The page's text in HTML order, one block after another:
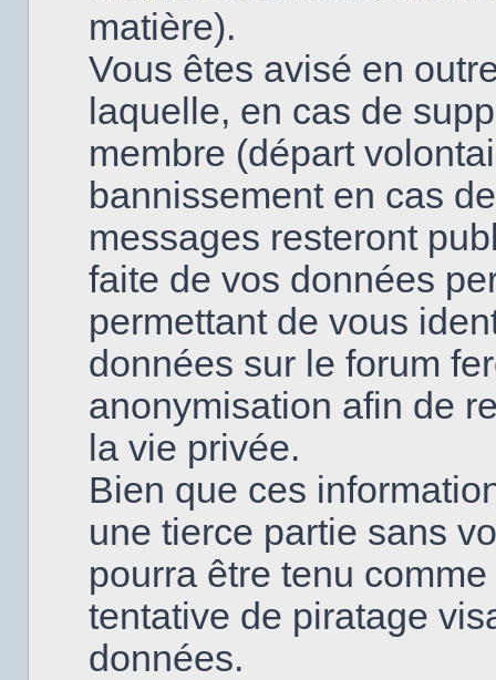
matière).
Vous êtes avisé en
laquelle, en cas de
membre (départ
bannissement en cas
messages resteront
faite de vos données
permettant de vous
données sur le forum
anonymisation afin de
la vie privée.
Bien que ces
une tierce partie sans
pourra être tenu
tentative de piratage
données.